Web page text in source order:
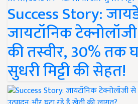
Success Story:
जायटॉनिक
की तस्वीर, 30% तक
सुधरी मिट्टी की सेहत!